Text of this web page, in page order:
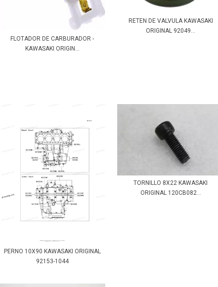
FLOTADOR DE CARBURADOR -
KAWASAKI ORIGIN...
RETEN DE VALVULA KAWASAKI
ORIGINAL 92049...
PERNO 10X90 KAWASAKI ORIGINAL
92153-1044
TORNILLO 8X22 KAWASAKI
ORIGINAL 120CB082...